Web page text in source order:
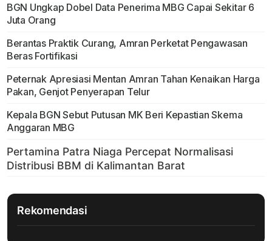
BGN Ungkap Dobel Data Penerima MBG Capai Sekitar 6
Juta Orang
Berantas Praktik Curang, Amran Perketat Pengawasan
Beras Fortifikasi
Peternak Apresiasi Mentan Amran Tahan Kenaikan Harga
Pakan, Genjot Penyerapan Telur
Kepala BGN Sebut Putusan MK Beri Kepastian Skema
Anggaran MBG
Rekomendasi